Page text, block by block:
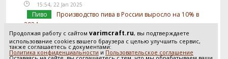
Продолжая работу с сайтом varimcraft.ru, вы подтверждаете
использование cookies вашего браузера с целью улучшить сервис,
также соглашаетесь с документами:
Политика конфиденциальности и Пользовательское соглашение
15:54, 22 Jan 2025
Пиво
Производство пива в России выросло на 10% в
2024 году
15:52, 21 Jan 2025
Пиво
В России предложили отслеживать